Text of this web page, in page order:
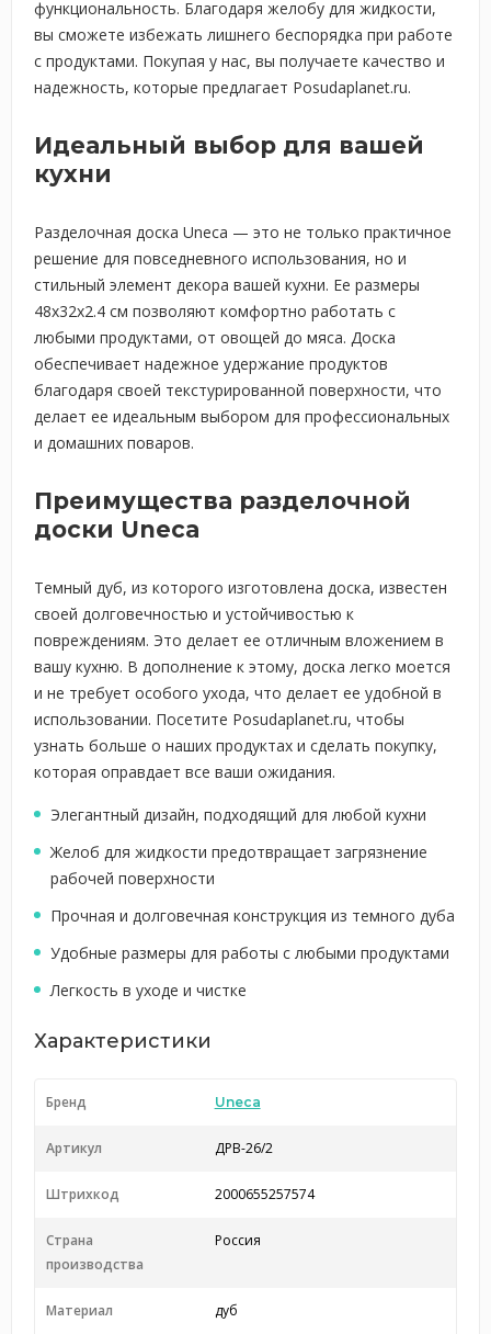
функциональность. Благодаря желобу для жидкости,
вы сможете избежать лишнего беспорядка при работе
с продуктами. Покупая у нас, вы получаете качество и
надежность, которые предлагает Posudaplanet.ru.
Идеальный выбор для вашей
кухни
Разделочная доска Uneca — это не только практичное
решение для повседневного использования, но и
стильный элемент декора вашей кухни. Ее размеры
48x32x2.4 см позволяют комфортно работать с
любыми продуктами, от овощей до мяса. Доска
обеспечивает надежное удержание продуктов
благодаря своей текстурированной поверхности, что
делает ее идеальным выбором для профессиональных
и домашних поваров.
Преимущества разделочной
доски Uneca
Темный дуб, из которого изготовлена доска, известен
своей долговечностью и устойчивостью к
повреждениям. Это делает ее отличным вложением в
вашу кухню. В дополнение к этому, доска легко моется
и не требует особого ухода, что делает ее удобной в
использовании. Посетите Posudaplanet.ru, чтобы
узнать больше о наших продуктах и сделать покупку,
которая оправдает все ваши ожидания.
Элегантный дизайн, подходящий для любой кухни
Желоб для жидкости предотвращает загрязнение
рабочей поверхности
Прочная и долговечная конструкция из темного дуба
Удобные размеры для работы с любыми продуктами
Легкость в уходе и чистке
Характеристики
Бренд Uneca
Артикул ДРВ-26/2
Штрихкод 2000655257574
Страна
производства
Россия
Материал дуб